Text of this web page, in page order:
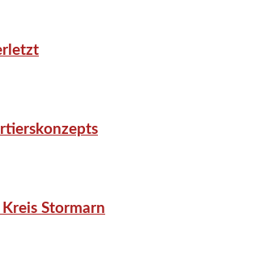
Stormarn